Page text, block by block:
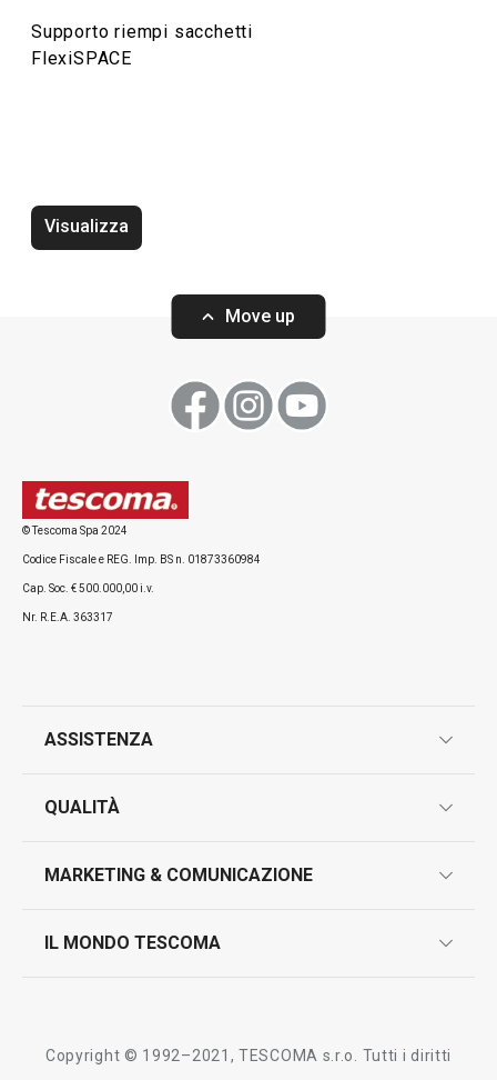
FlexiSPACE 150 x 50 cm
Tutti i prodotti della linea FlexiSPACE
Supporto riempi sacchetti
FlexiSPACE
Visualizza
Move up
© Tescoma Spa 2024
Codice Fiscale e REG. Imp. BS n. 01873360984
Cap. Soc. € 500.000,00 i.v.
Nr. R.E.A. 363317
ASSISTENZA
contatti
QUALITÀ
test sui prodotti
MARKETING & COMUNICAZIONE
IL MONDO TESCOMA
Copyright © 1992–2021, TESCOMA s.r.o. Tutti i diritti